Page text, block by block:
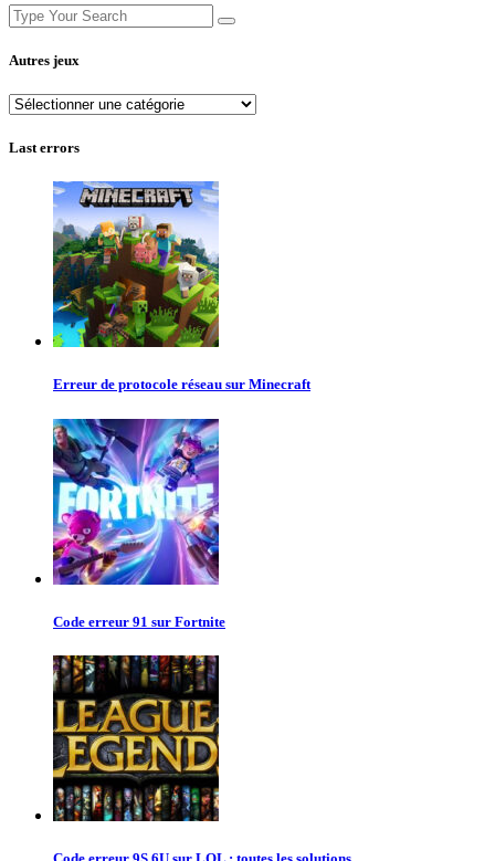
Search
for:
Autres jeux
Autres
Last errors
Erreur de protocole réseau sur Minecraft
Code erreur 91 sur Fortnite